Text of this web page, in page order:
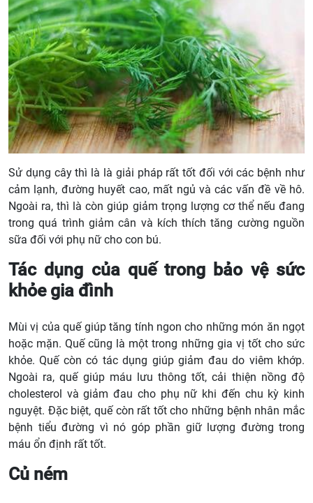
Sử dụng cây thì là là giải pháp rất tốt đối với các bệnh như
cảm lạnh, đường huyết cao, mất ngủ và các vấn đề về hô.
Ngoài ra, thì là còn giúp giảm trọng lượng cơ thể nếu đang
trong quá trình giảm cân và kích thích tăng cường nguồn
sữa đối với phụ nữ cho con bú.
Tác dụng của quế trong bảo vệ sức
khỏe gia đình
Mùi vị của quế giúp tăng tính ngon cho những món ăn ngọt
hoặc mặn. Quế cũng là một trong những gia vị tốt cho sức
khỏe. Quế còn có tác dụng giúp giảm đau do viêm khớp.
Ngoài ra, quế giúp máu lưu thông tốt, cải thiện nồng độ
cholesterol và giảm đau cho phụ nữ khi đến chu kỳ kinh
nguyệt. Đặc biệt, quế còn rất tốt cho những bệnh nhân mắc
bệnh tiểu đường vì nó góp phần giữ lượng đường trong
máu ổn định rất tốt.
Củ ném